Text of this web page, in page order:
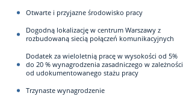
Otwarte i przyjazne środowisko pracy
Dogodną lokalizację w centrum Warszawy z
rozbudowaną siecią połączeń komunikacyjnych
Dodatek za wieloletnią pracę w wysokości od 5%
do 20 % wynagrodzenia zasadniczego w zależności
od udokumentowanego stażu pracy
Trzynaste wynagrodzenie